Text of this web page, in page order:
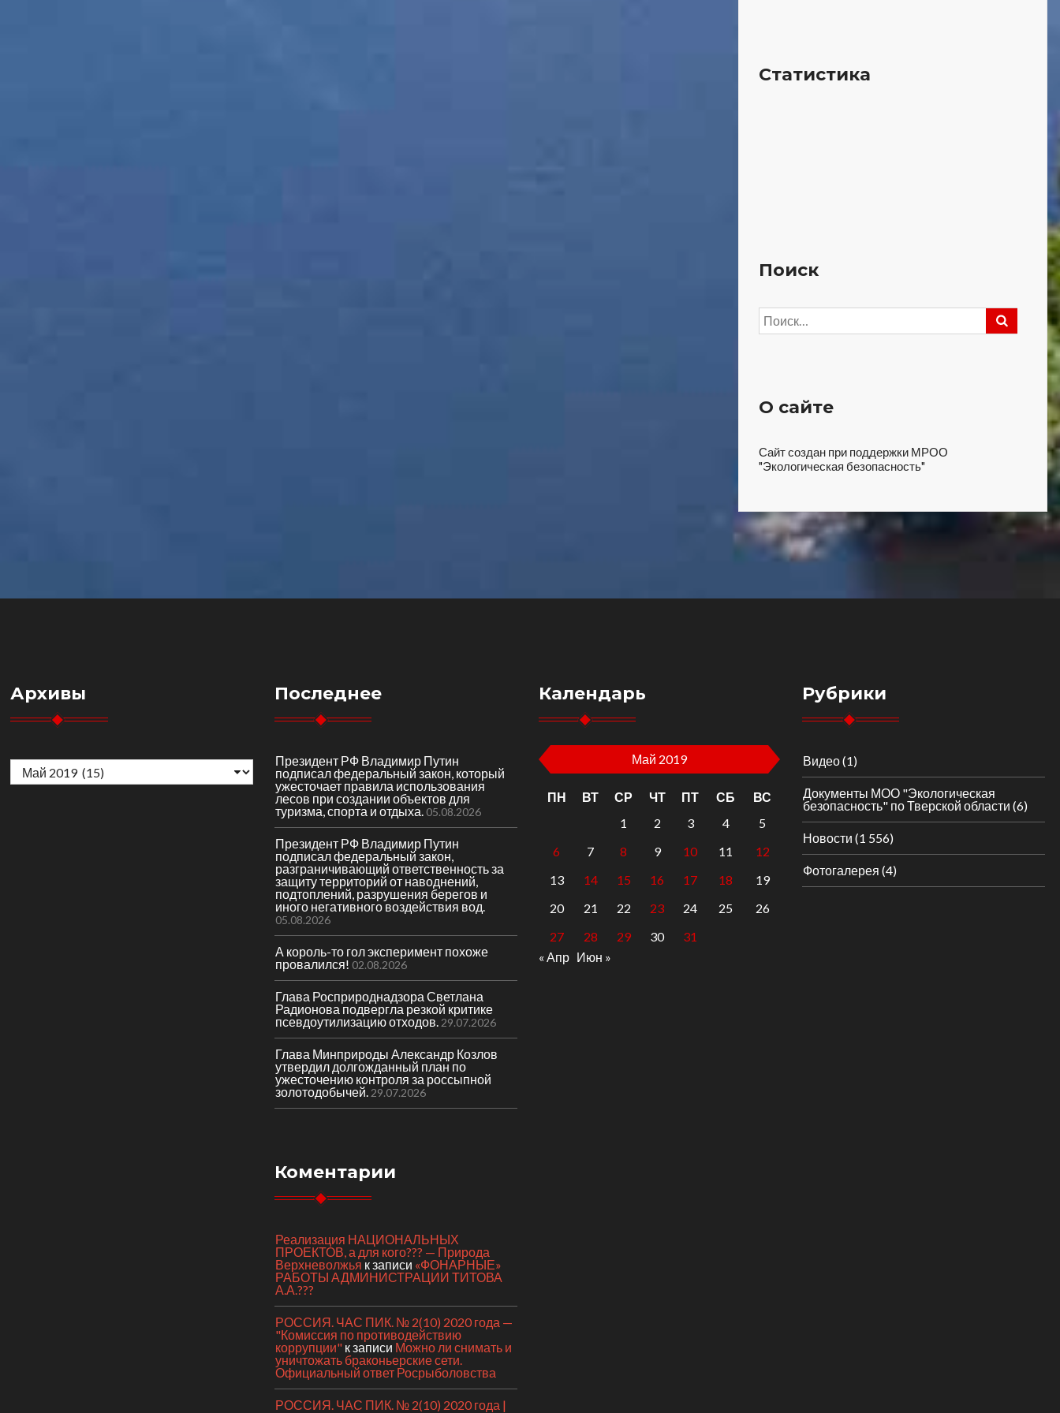
Статистика
Поиск
Найти:
О сайте
Сайт создан при поддержки МРОО
"Экологическая безопасность"
Архивы Последнее
Президент РФ Владимир Путин
подписал федеральный закон, который
ужесточает правила использования
лесов при создании объектов для
туризма, спорта и отдыха. 05.08.2026
Президент РФ Владимир Путин
подписал федеральный закон,
разграничивающий ответственность за
защиту территорий от наводнений,
подтоплений, разрушения берегов и
иного негативного воздействия вод.
05.08.2026
А король-то гол эксперимент похоже
провалился! 02.08.2026
Глава Росприроднадзора Светлана
Радионова подвергла резкой критике
псевдоутилизацию отходов. 29.07.2026
Глава Минприроды Александр Козлов
утвердил долгожданный план по
ужесточению контроля за россыпной
золотодобычей. 29.07.2026
Коментарии
Реализация НАЦИОНАЛЬНЫХ
ПРОЕКТОВ, а для кого??? — Природа
Верхневолжьяк записи «ФОНАРНЫЕ»
РАБОТЫ АДМИНИСТРАЦИИ ТИТОВА
А.А.???
РОССИЯ. ЧАС ПИК. № 2(10) 2020 года —
"Комиссия по противодействию
коррупции" к записи Можно ли снимать и
уничтожать браконьерские сети.
Официальный ответ Росрыболовства
РОССИЯ. ЧАС ПИК. № 2(10) 2020 года |
Календарь
Май 2019
ПН ВТ СР ЧТ ПТ СБ
ВС
1
2 3 4
5
6
7 8 9 10 11
12
13
14 15 16 17 18
19
20
21 22 23 24 25
26
27
28 29 30
31
« Апр Июн »
Рубрики
Видео(1)
Документы МОО "Экологическая
безопасность" по Тверской области (6)
Новости (1 556)
Фотогалерея (4)